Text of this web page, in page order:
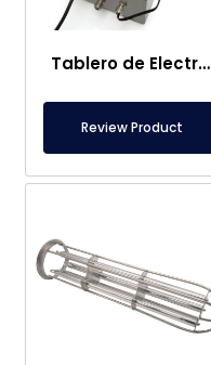
Tablero de Electroimanes
Review Product